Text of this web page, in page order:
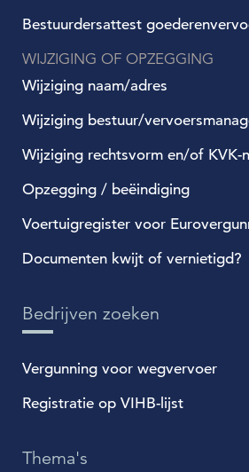
Bestuurdersattest
WIJZIGING OF OPZEGGING
Wijziging naam/adres
Wijziging bestuur/
Wijziging rechtsvorm en/of KVK-
Opzegging / beëindiging
Voertuigregister voor
Documenten kwijt of vernietigd?
Bedrijven zoeken
Vergunning voor wegvervoer
Registratie op VIHB-lijst
Thema's